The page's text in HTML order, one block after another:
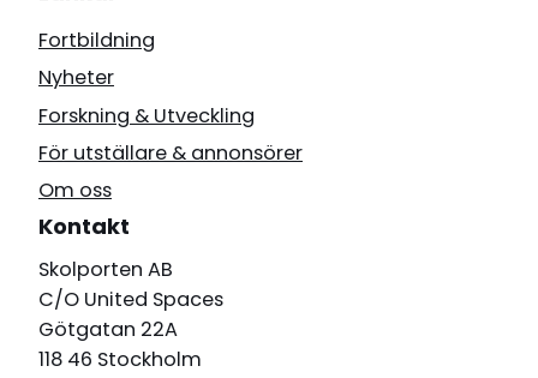
Fortbildning
Nyheter
Forskning & Utveckling
För utställare & annonsörer
Om oss
Kontakt
Skolporten AB
C/O United Spaces
Götgatan 22A
118 46 Stockholm